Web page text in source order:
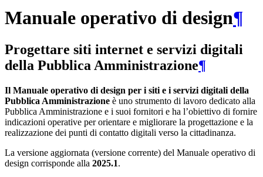
Manuale operativo di design¶
Progettare siti internet e servizi digitali
della Pubblica Amministrazione¶
Il Manuale operativo di design per i siti e i servizi digitali della
Pubblica Amministrazione è uno strumento di lavoro dedicato alla
Pubblica Amministrazione e i suoi fornitori e ha l’obiettivo di fornire
indicazioni operative per orientare e migliorare la progettazione e la
realizzazione dei punti di contatto digitali verso la cittadinanza.
La versione aggiornata (versione corrente) del Manuale operativo di
design corrisponde alla 2025.1.